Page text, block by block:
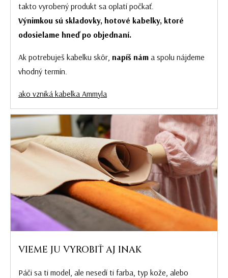
takto vyrobený produkt sa oplatí počkať.
Výnimkou sú skladovky, hotové kabelky, ktoré
odosielame hneď po objednaní.
Ak potrebuješ kabelku skôr, napíš nám a spolu nájdeme
vhodný termín.
ako vzniká kabelka Ammyla
VIEME JU VYROBIŤ AJ INAK
Páči sa ti model, ale nesedí ti farba, typ kože, alebo